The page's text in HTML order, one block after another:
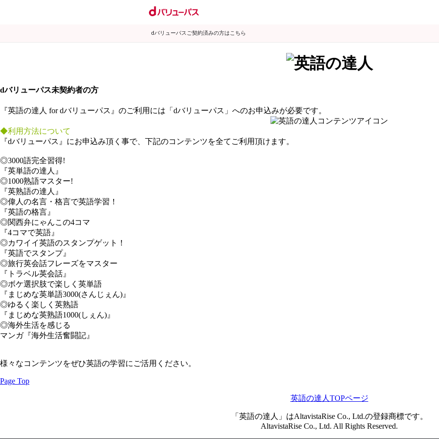
dバリューパスご契約済みの方はこちら
dバリューパス未契約者の方
『英語の達人 for dバリューパス』のご利用には「dバリューパス」へのお申込みが必要です。
◆利用方法について
『dバリューパス』にお申込み頂く事で、下記のコンテンツを全てご利用頂けます。
◎3000語完全習得!
『英単語の達人』
◎1000熟語マスター!
『英熟語の達人』
◎偉人の名言・格言で英語学習！
『英語の格言』
◎関西弁にゃんこの4コマ
『4コマで英語』
◎カワイイ英語のスタンプゲット！
『英語でスタンプ』
◎旅行英会話フレーズをマスター
『トラベル英会話』
◎ボケ選択肢で楽しく英単語
『まじめな英単語3000(さんじぇん)』
◎ゆるく楽しく英熟語
『まじめな英熟語1000(しぇん)』
◎海外生活を感じる
マンガ『海外生活奮闘記』
様々なコンテンツをぜひ英語の学習にご活用ください。
Page Top
英語の達人TOPページ
「英語の達人」はAltavistaRise Co., Ltd.の登録商標です。
AltavistaRise Co., Ltd. All Rights Reserved.